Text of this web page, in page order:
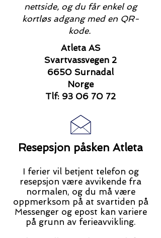
nettside, og du får enkel og
kortløs adgang med en QR-
kode.
Atleta AS
Svartvassvegen 2
6650 Surnadal
Norge
Tlf: 93 06 70 72
Resepsjon påsken Atleta
I ferier vil betjent telefon og
resepsjon være avvikende fra
normalen, og du må være
oppmerksom på at svartiden på
Messenger og epost kan variere
på grunn av ferieavvikling.